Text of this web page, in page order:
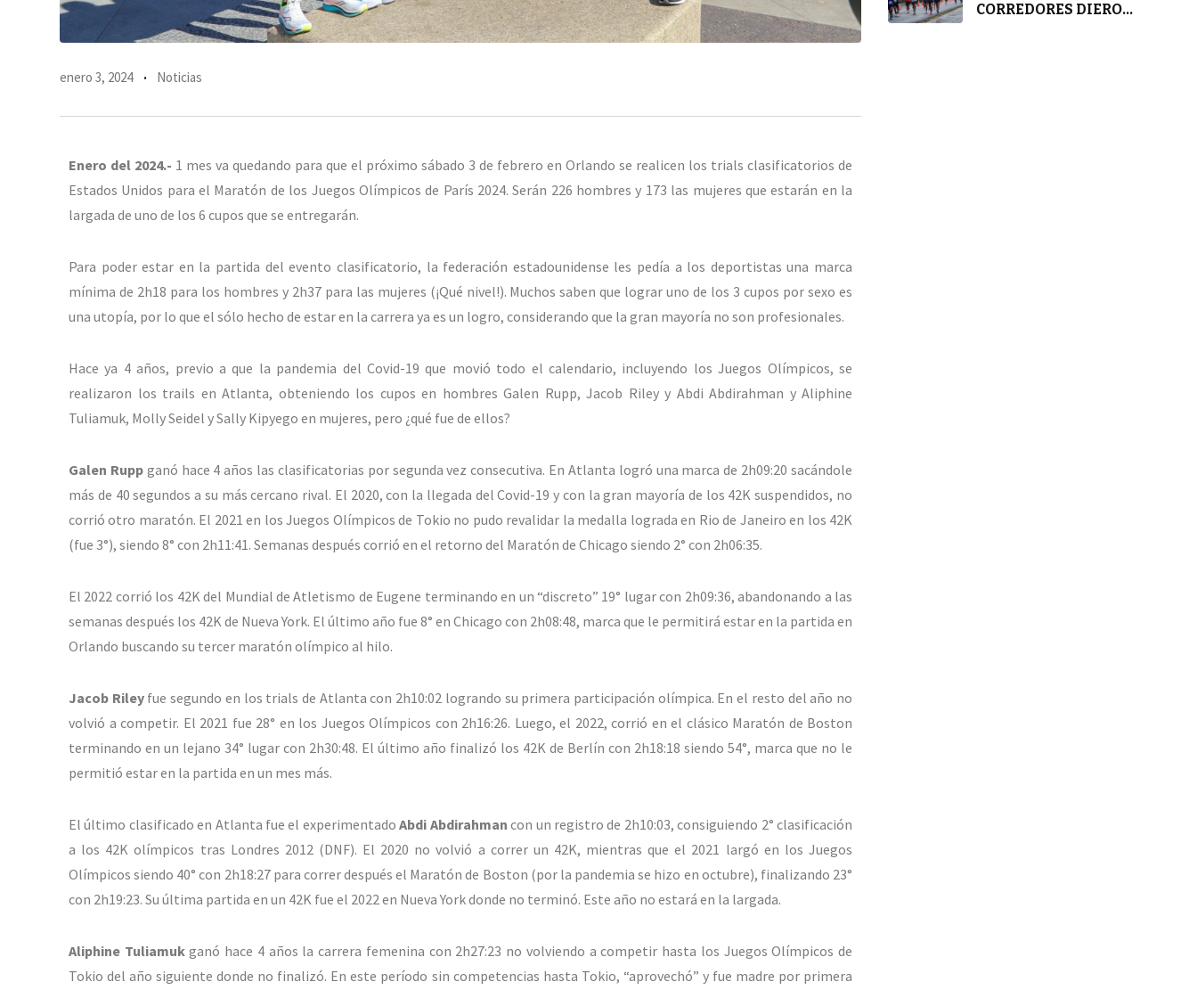
enero 3, 2024 Noticias
Enero del 2024.- 1 mes va quedando para que el próximo sábado 3 de febrero en Orlando se realicen los trials clasificatorios de
Estados Unidos para el Maratón de los Juegos Olímpicos de París 2024. Serán 226 hombres y 173 las mujeres que estarán en la
largada de uno de los 6 cupos que se entregarán.
Para poder estar en la partida del evento clasificatorio, la federación estadounidense les pedía a los deportistas una marca
mínima de 2h18 para los hombres y 2h37 para las mujeres (¡Qué nivel!). Muchos saben que lograr uno de los 3 cupos por sexo es
una utopía, por lo que el sólo hecho de estar en la carrera ya es un logro, considerando que la gran mayoría no son profesionales.
Hace ya 4 años, previo a que la pandemia del Covid-19 que movió todo el calendario, incluyendo los Juegos Olímpicos, se
realizaron los trails en Atlanta, obteniendo los cupos en hombres Galen Rupp, Jacob Riley y Abdi Abdirahman y Aliphine
Tuliamuk, Molly Seidel y Sally Kipyego en mujeres, pero ¿qué fue de ellos?
Galen Ruppganó hace 4 años las clasificatorias por segunda vez consecutiva. En Atlanta logró una marca de 2h09:20 sacándole
más de 40 segundos a su más cercano rival. El 2020, con la llegada del Covid-19 y con la gran mayoría de los 42K suspendidos, no
corrió otro maratón. El 2021 en los Juegos Olímpicos de Tokio no pudo revalidar la medalla lograda en Rio de Janeiro en los 42K
(fue 3°), siendo 8° con 2h11:41. Semanas después corrió en el retorno del Maratón de Chicago siendo 2° con 2h06:35.
El 2022 corrió los 42K del Mundial de Atletismo de Eugene terminando en un “discreto” 19° lugar con 2h09:36, abandonando a las
semanas después los 42K de Nueva York. El último año fue 8° en Chicago con 2h08:48, marca que le permitirá estar en la partida en
Orlando buscando su tercer maratón olímpico al hilo.
Jacob Riley fue segundo en los trials de Atlanta con 2h10:02 logrando su primera participación olímpica. En el resto del año no
volvió a competir. El 2021 fue 28° en los Juegos Olímpicos con 2h16:26. Luego, el 2022, corrió en el clásico Maratón de Boston
terminando en un lejano 34° lugar con 2h30:48. El último año finalizó los 42K de Berlín con 2h18:18 siendo 54°, marca que no le
permitió estar en la partida en un mes más.
El último clasificado en Atlanta fue el experimentadoAbdi Abdirahman con un registro de 2h10:03, consiguiendo 2° clasificación
a los 42K olímpicos tras Londres 2012 (DNF). El 2020 no volvió a correr un 42K, mientras que el 2021 largó en los Juegos
Olímpicos siendo 40° con 2h18:27 para correr después el Maratón de Boston (por la pandemia se hizo en octubre), finalizando 23°
con 2h19:23. Su última partida en un 42K fue el 2022 en Nueva York donde no terminó. Este año no estará en la largada.
Aliphine Tuliamukganó hace 4 años la carrera femenina con 2h27:23 no volviendo a competir hasta los Juegos Olímpicos de
Tokio del año siguiente donde no finalizó. En este período sin competencias hasta Tokio, “aprovechó” y fue madre por primera
CORREDORES DIERON